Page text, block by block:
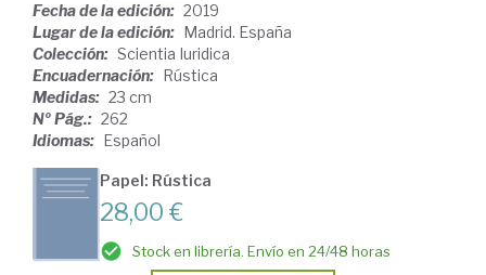
Fecha de la edición: 2019
Lugar de la edición: Madrid. España
Colección: Scientia Iuridica
Encuadernación: Rústica
Medidas: 23 cm
Nº Pág.: 262
Idiomas: Español
Papel: Rústica
28,00 €
Stock en librería. Envío en 24/48 horas